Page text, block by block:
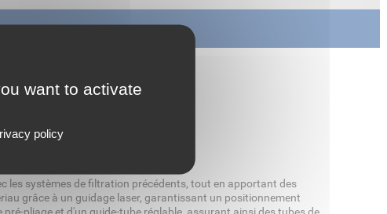
FILTRANTS
les systèmes de filtration précédents, tout en apportant des
grâce à un guidage laser, garantissant un positionnement
want to activate
policy